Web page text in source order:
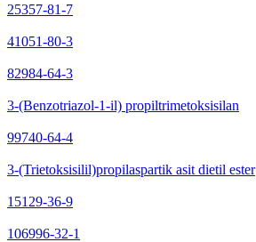
25357-81-7
41051-80-3
82984-64-3
3-(Benzotriazol-1-il) propiltrimetoksisilan
99740-64-4
3-(Trietoksisilil)propilaspartik asit dietil ester
15129-36-9
106996-32-1